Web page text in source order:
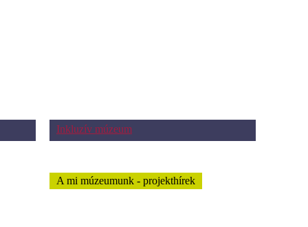
Inkluzív múzeum
A mi múzeumunk - projekthírek